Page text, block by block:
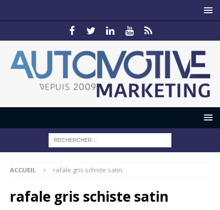
ACCUEIL rafale gris schiste satin
rafale gris schiste satin